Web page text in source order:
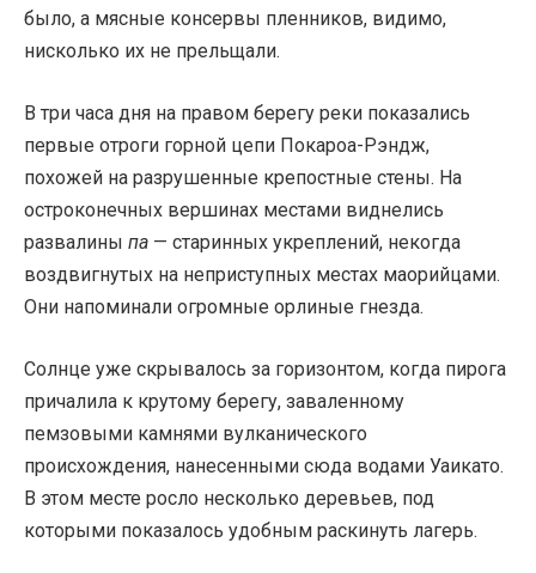
было, а мясные консервы пленников, видимо,
нисколько их не прельщали.
В три часа дня на правом берегу реки показались
первые отроги горной цепи Покароа-Рэндж,
похожей на разрушенные крепостные стены. На
остроконечных вершинах местами виднелись
развалины па — старинных укреплений, некогда
воздвигнутых на неприступных местах маорийцами.
Они напоминали огромные орлиные гнезда.
Солнце уже скрывалось за горизонтом, когда пирога
причалила к крутому берегу, заваленному
пемзовыми камнями вулканического
происхождения, нанесенными сюда водами Уаикато.
В этом месте росло несколько деревьев, под
которыми показалось удобным раскинуть лагерь.